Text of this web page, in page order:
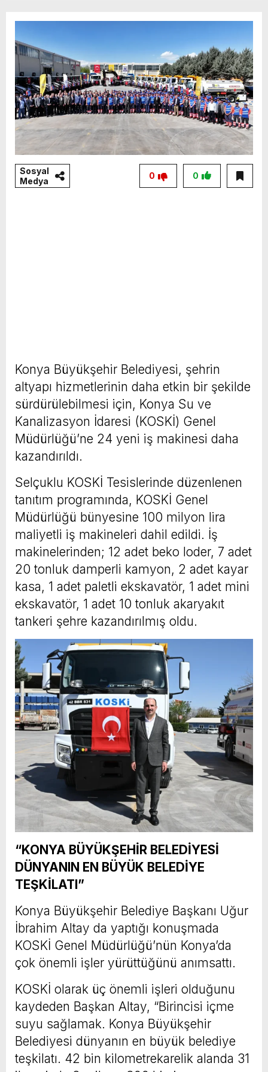
Sosyal
Medya
0
0
Konya Büyükşehir Belediyesi, şehrin
altyapı hizmetlerinin daha etkin bir şekilde
sürdürülebilmesi için, Konya Su ve
Kanalizasyon İdaresi (KOSKİ) Genel
Müdürlüğü’ne 24 yeni iş makinesi daha
kazandırıldı.
Selçuklu KOSKİ Tesislerinde düzenlenen
tanıtım programında, KOSKİ Genel
Müdürlüğü bünyesine 100 milyon lira
maliyetli iş makineleri dahil edildi. İş
makinelerinden; 12 adet beko loder, 7 adet
20 tonluk damperli kamyon, 2 adet kayar
kasa, 1 adet paletli ekskavatör, 1 adet mini
ekskavatör, 1 adet 10 tonluk akaryakıt
tankeri şehre kazandırılmış oldu.
“KONYA BÜYÜKŞEHİR BELEDİYESİ
DÜNYANIN EN BÜYÜK BELEDİYE
TEŞKİLATI”
Konya Büyükşehir Belediye Başkanı Uğur
İbrahim Altay da yaptığı konuşmada
KOSKİ Genel Müdürlüğü’nün Konya’da
çok önemli işler yürüttüğünü anımsattı.
KOSKİ olarak üç önemli işleri olduğunu
kaydeden Başkan Altay, “Birincisi içme
suyu sağlamak. Konya Büyükşehir
Belediyesi dünyanın en büyük belediye
teşkilatı. 42 bin kilometrekarelik alanda 31